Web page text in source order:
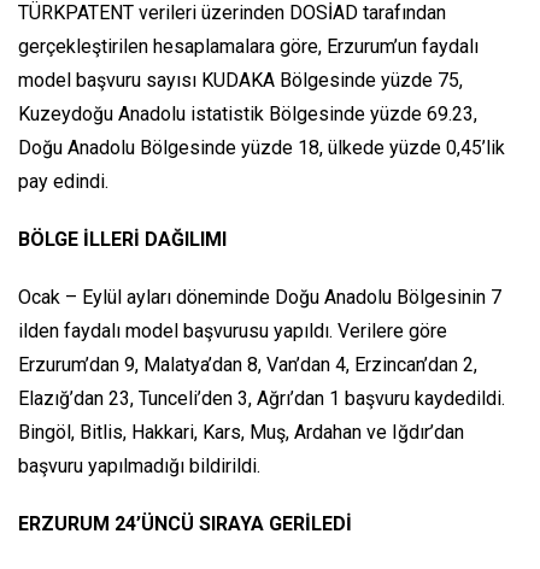
TÜRKPATENT verileri üzerinden DOSİAD tarafından
gerçekleştirilen hesaplamalara göre, Erzurum’un faydalı
model başvuru sayısı KUDAKA Bölgesinde yüzde 75,
Kuzeydoğu Anadolu istatistik Bölgesinde yüzde 69.23,
Doğu Anadolu Bölgesinde yüzde 18, ülkede yüzde 0,45’lik
pay edindi.
BÖLGE İLLERİ DAĞILIMI
Ocak – Eylül ayları döneminde Doğu Anadolu Bölgesinin 7
ilden faydalı model başvurusu yapıldı. Verilere göre
Erzurum’dan 9, Malatya’dan 8, Van’dan 4, Erzincan’dan 2,
Elazığ’dan 23, Tunceli’den 3, Ağrı’dan 1 başvuru kaydedildi.
Bingöl, Bitlis, Hakkari, Kars, Muş, Ardahan ve Iğdır’dan
başvuru yapılmadığı bildirildi.
ERZURUM 24’ÜNCÜ SIRAYA GERİLEDİ